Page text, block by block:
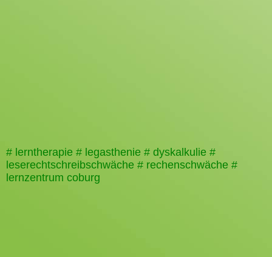
# lerntherapie # legasthenie # dyskalkulie #
leserechtschreibschwäche # rechenschwäche #
lernzentrum coburg